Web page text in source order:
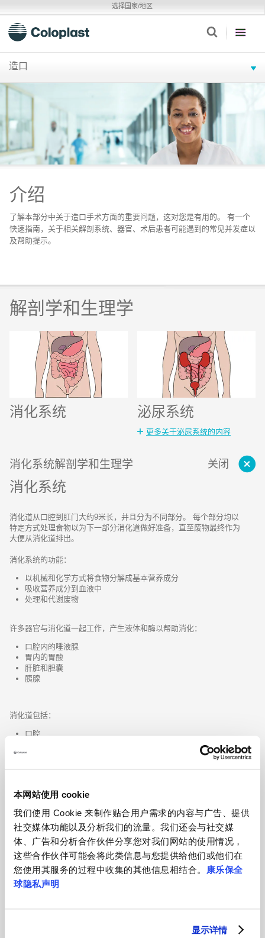
本网站使用 cookie
我们使用 Cookie 来制作贴合用户需求的内容与广告、提供
社交媒体功能以及分析我们的流量。我们还会与社交媒
体、广告和分析合作伙伴分享您对我们网站的使用情况，
这些合作伙伴可能会将此类信息与您提供给他们或他们在
您使用其服务的过程中收集的其他信息相结合。 康乐保全
球隐私声明
显示详情
选择国家/地区
造口
介绍
了解本部分中关于造口手术方面的重要问题，这对您是有用的。 有一个
快速指南，关于相关解剖系统、器官、术后患者可能遇到的常见并发症以
及帮助提示。
解剖学和生理学
消化系统 泌尿系统
更多关于泌尿系统的内容
关闭
消化系统解剖学和生理学
消化系统
消化道从口腔到肛门大约9米长，并且分为不同部分。 每个部分均以
特定方式处理食物以为下一部分消化道做好准备，直至废物最终作为
大便从消化道排出。
消化系统的功能：
以机械和化学方式将食物分解成基本营养成分
吸收营养成分到血液中
处理和代谢废物
许多器官与消化道一起工作，产生液体和酶以帮助消化：
口腔内的唾液腺
胃内的胃酸
肝脏和胆囊
胰腺
消化道包括：
口腔
胃
肛门
肠壁包括多个层
成人的小肠约为 5–7 米长。 它分为 3 个主要部分：
空肠和回肠通过肠系膜连接腹壁。 肠系膜包含动脉、静脉和淋巴管，